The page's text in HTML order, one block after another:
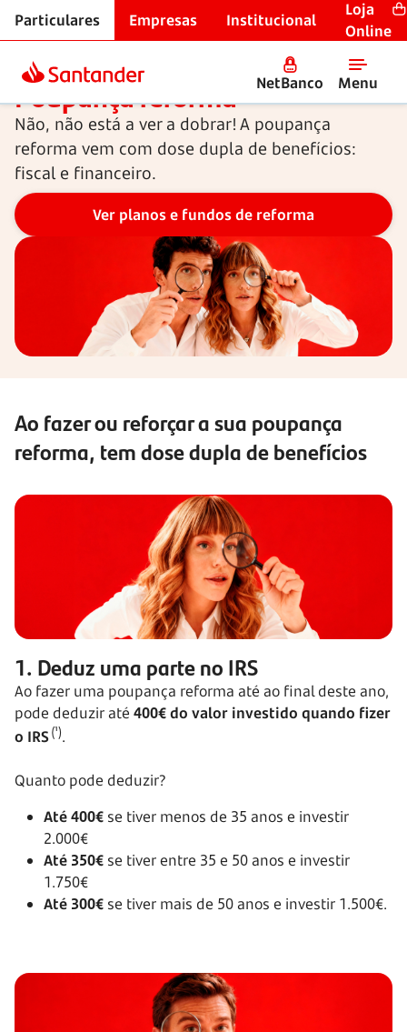
Particulares Empresas Institucional
Loja
Online
NetBanco Menu
Início
Poupança reforma
Não, não está a ver a dobrar! A poupança
reforma vem com dose dupla de benefícios:
fiscal e financeiro.
Ao fazer ou reforçar a sua poupança
reforma, tem dose dupla de benefícios
1. Deduz uma parte no IRS
Ao fazer uma poupança reforma até ao final deste ano,
pode deduzir até 400€ do valor investido quando fizer
o IRS(¹).
Quanto pode deduzir?
Até 400€ se tiver menos de 35 anos e investir
2.000€
Até 350€ se tiver entre 35 e 50 anos e investir
1.750€
Até 300€ se tiver mais de 50 anos e investir 1.500€.